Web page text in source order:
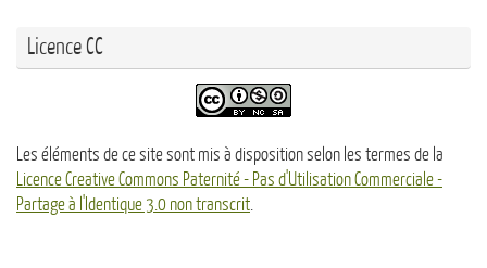
Licence CC
Les éléments de ce site sont mis à disposition selon les termes de la
Licence Creative Commons Paternité - Pas d'Utilisation Commerciale -
Partage à l'Identique 3.0 non transcrit.